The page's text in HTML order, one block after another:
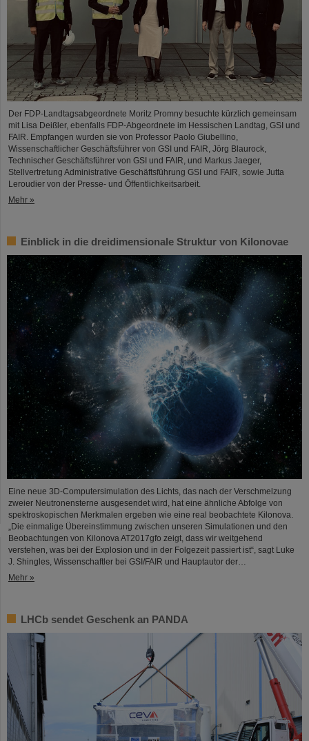
Der FDP-Landtagsabgeordnete Moritz Promny besuchte kürzlich gemeinsam
mit Lisa Deißler, ebenfalls FDP-Abgeordnete im Hessischen Landtag, GSI und
FAIR. Empfangen wurden sie von Professor Paolo Giubellino,
Wissenschaftlicher Geschäftsführer von GSI und FAIR, Jörg Blaurock,
Technischer Geschäftsführer von GSI und FAIR, und Markus Jaeger,
Stellvertretung Administrative Geschäftsführung GSI und FAIR, sowie Jutta
Leroudier von der Presse- und Öffentlichkeitsarbeit.
Mehr »
Einblick in die dreidimensionale Struktur von Kilonovae
Eine neue 3D-Computersimulation des Lichts, das nach der Verschmelzung
zweier Neutronensterne ausgesendet wird, hat eine ähnliche Abfolge von
spektroskopischen Merkmalen ergeben wie eine real beobachtete Kilonova.
„Die einmalige Übereinstimmung zwischen unseren Simulationen und den
Beobachtungen von Kilonova AT2017gfo zeigt, dass wir weitgehend
verstehen, was bei der Explosion und in der Folgezeit passiert ist“, sagt Luke
J. Shingles, Wissenschaftler bei GSI/FAIR und Hauptautor der…
Mehr »
LHCb sendet Geschenk an PANDA